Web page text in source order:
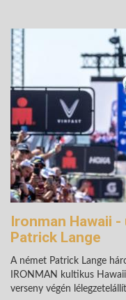
Ironman Hawaii
Patrick Lange
A német Patrick Lange
IRONMAN kultikus
verseny végén